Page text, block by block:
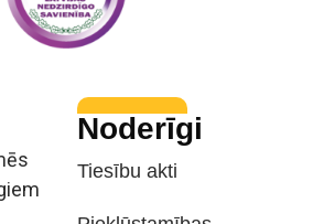
Noderīgi
Tiesību akti